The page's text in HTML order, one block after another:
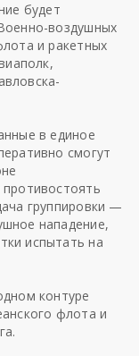
будет
воздушных
и ракетных
в единое
смогут
группировки —
нападение,
испытать на
контуре
флота и